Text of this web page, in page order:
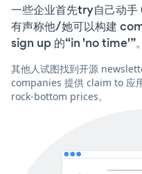
一些企业首先try自己动
有声称他/她可以构建
sign up 的“in 'no time'”。
其他人试图找到开源
companies 提供 claim to 应
rock-bottom prices。